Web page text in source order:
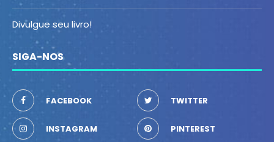
Divulgue seu livro!
SIGA-NOS
FACEBOOK TWITTER
INSTAGRAM PINTEREST